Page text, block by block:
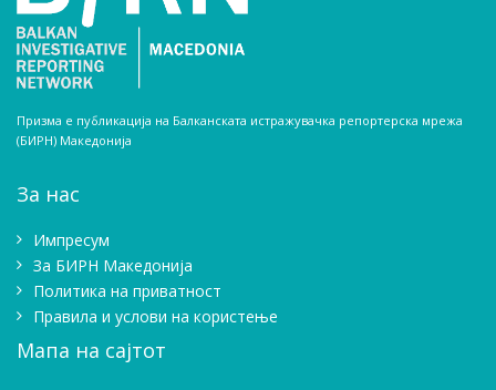
Призма е публикација на Балканската истражувачка репортерска мрежа
(БИРН) Македонија
За нас
Импресум
Зa БИРН Македонија
Политика на приватност
Правила и услови на користење
Мапа на сајтот